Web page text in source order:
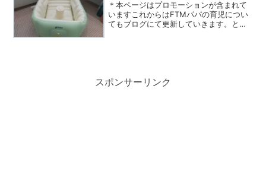
＊本ページはプロモーションが含まれて
いますこれからはFTMパパの育児につい
てもブログにて更新していきます。とい
スポンサーリンク